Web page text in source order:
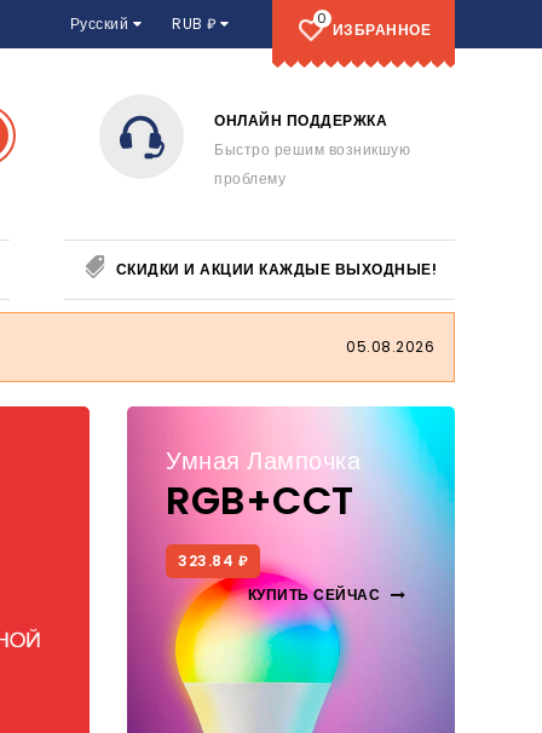
Русский RUB ₽ 0
ИЗБРАННОЕ
всех
ОНЛАЙН ПОДДЕРЖКА
Быстро решим возникшую
проблему
СКИДКИ И АКЦИИ КАЖДЫЕ ВЫХОДНЫЕ!
05.08.2026
Умная Лампочка
RGB+CCT
323.84 ₽
КУПИТЬ СЕЙЧАС